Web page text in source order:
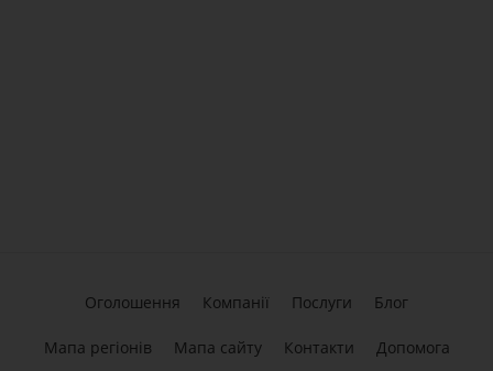
Оголошення Компанії Послуги Блог
Мапа регіонів Мапа сайту Контакти Допомога